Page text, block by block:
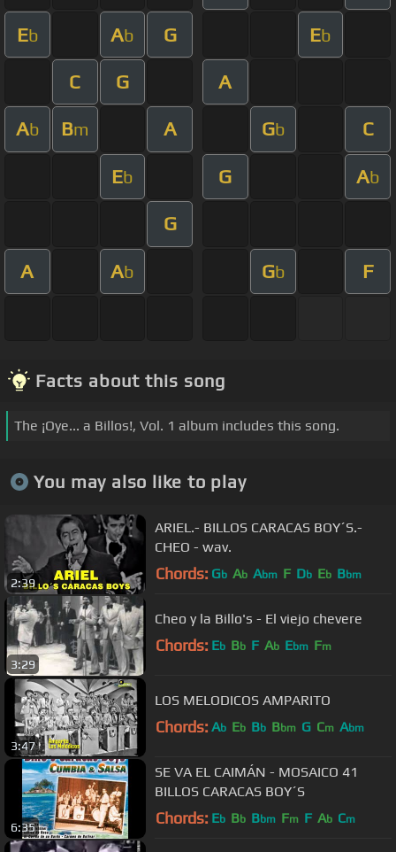
Eb Ab G Eb
C G A
Ab Bm A Gb C
Eb G Ab
G
A Ab Gb F
Facts about this song
The ¡Oye... a Billos!, Vol. 1 album includes this song.
You may also like to play
2:39
ARIEL.- BILLOS CARACAS BOY´S.-
CHEO - wav.
Chords: Gb Ab Abm F Db Eb Bbm
3:29
Cheo y la Billo's - El viejo chevere
Chords: Eb Bb F Ab Ebm Fm
3:47
LOS MELODICOS AMPARITO
Chords: Ab Eb Bb Bbm G Cm Abm
6:35
SE VA EL CAIMÁN - MOSAICO 41
BILLOS CARACAS BOY´S
Chords: Eb Bb Bbm Fm F Ab Cm